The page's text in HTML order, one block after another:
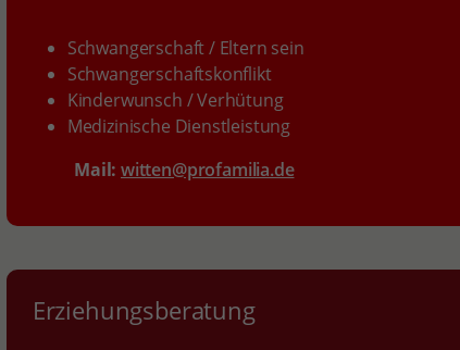
Schwangerschaft / Eltern sein
Schwangerschaftskonflikt
Kinderwunsch / Verhütung
Medizinische Dienstleistung
Mail: witten@profamilia.de
Erziehungsberatung